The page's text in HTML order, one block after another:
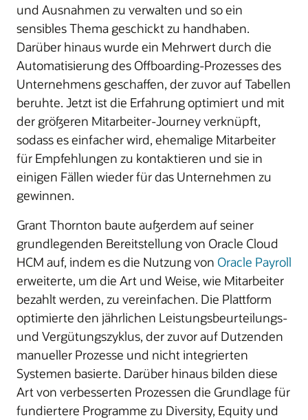
und Ausnahmen zu verwalten und so ein
sensibles Thema geschickt zu handhaben.
Darüber hinaus wurde ein Mehrwert durch die
Automatisierung des Offboarding-Prozesses des
Unternehmens geschaffen, der zuvor auf Tabellen
beruhte. Jetzt ist die Erfahrung optimiert und mit
der größeren Mitarbeiter-Journey verknüpft,
sodass es einfacher wird, ehemalige Mitarbeiter
für Empfehlungen zu kontaktieren und sie in
einigen Fällen wieder für das Unternehmen zu
gewinnen.
Grant Thornton baute außerdem auf seiner
grundlegenden Bereitstellung von Oracle Cloud
HCM auf, indem es die Nutzung von Oracle Payroll
erweiterte, um die Art und Weise, wie Mitarbeiter
bezahlt werden, zu vereinfachen. Die Plattform
optimierte den jährlichen Leistungsbeurteilungs-
und Vergütungszyklus, der zuvor auf Dutzenden
manueller Prozesse und nicht integrierten
Systemen basierte. Darüber hinaus bilden diese
Art von verbesserten Prozessen die Grundlage für
fundiertere Programme zu Diversity, Equity und